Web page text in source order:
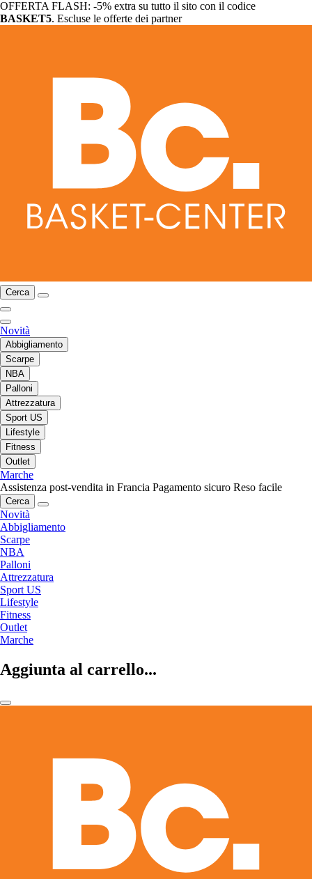
OFFERTA FLASH: -5% extra su tutto il sito con il codice
BASKET5. Escluse le offerte dei partner
Cerca
Novità
Abbigliamento
Scarpe
NBA
Palloni
Attrezzatura
Sport US
Lifestyle
Fitness
Outlet
Marche
Assistenza post-vendita in Francia Pagamento sicuro Reso facile
Cerca
Novità
Abbigliamento
Scarpe
NBA
Palloni
Attrezzatura
Sport US
Lifestyle
Fitness
Outlet
Marche
Aggiunta al carrello...